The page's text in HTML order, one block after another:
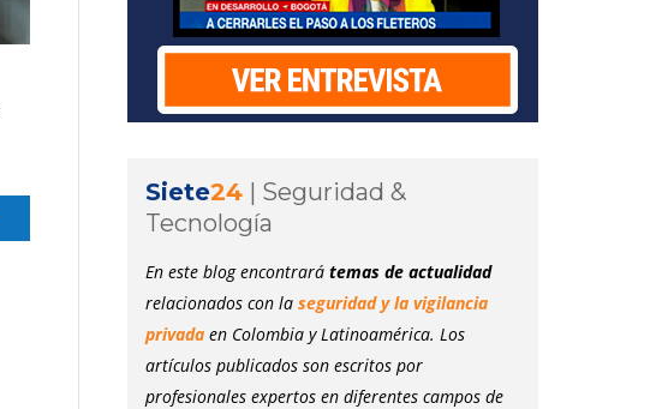
Siete24| Seguridad &
Tecnología
En este blog encontrará temas de actualidad
relacionados con la seguridad y la vigilancia
privadaen Colombia y Latinoamérica. Los
artículos publicados son escritos por
profesionales expertos en diferentes campos de